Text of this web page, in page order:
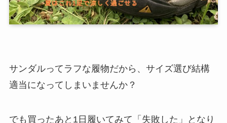
サンダルってラフな履物だから、サイズ選び結構
適当になってしまいませんか？
でも買ったあと1日履いてみて「失敗した」となり